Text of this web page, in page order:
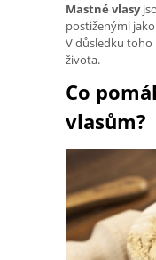
Mastné vlasy
postiženými
V důsledku toho
života.
Co
vlasům?